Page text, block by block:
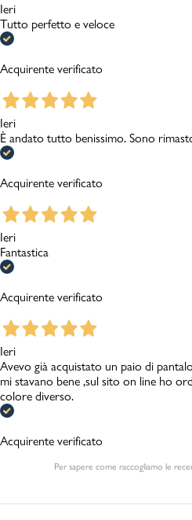
Ieri
Tutto perfetto e veloce
Acquirente verificato
Ieri
È andato tutto benissimo. Sono
Acquirente verificato
Ieri
Fantastica
Acquirente verificato
Ieri
Avevo già acquistato un paio di
mi stavano bene ,sul sito on line ho
colore diverso.
Acquirente verificato
Per sapere come raccogliamo le